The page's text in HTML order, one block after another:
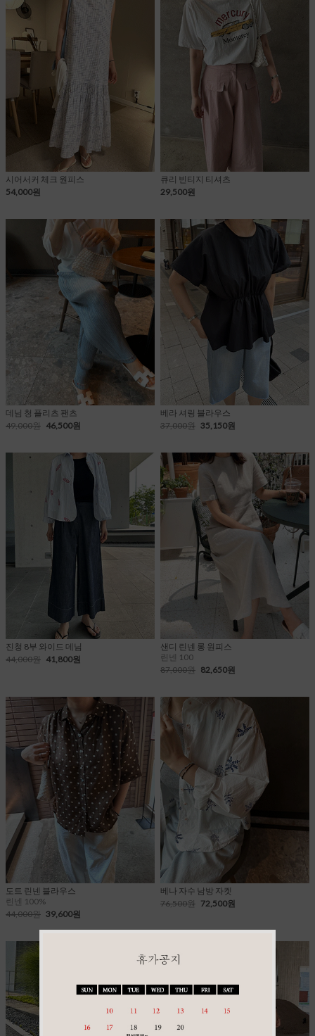
시어서커 체크 원피스
54,000원
큐리 빈티지 티셔츠
29,500원
데님 청 플리츠 팬츠
49,000원 46,500원
베라 셔링 블라우스
37,000원 35,150원
진청 8부 와이드 데님
44,000원 41,800원
샌디 린넨 롱 원피스
린넨 100
87,000원 82,650원
도트 린넨 블라우스
린넨 100%
44,000원 39,600원
베나 자수 남방 자켓
76,500원 72,500원